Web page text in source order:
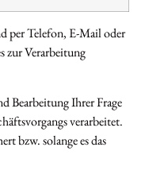
per Telefon, E-Mail oder
zur Verarbeitung
Bearbeitung Ihrer Frage
verarbeitet.
bzw. solange es das